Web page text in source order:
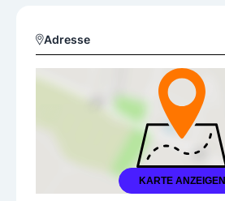
Adresse
KARTE ANZEIGEN